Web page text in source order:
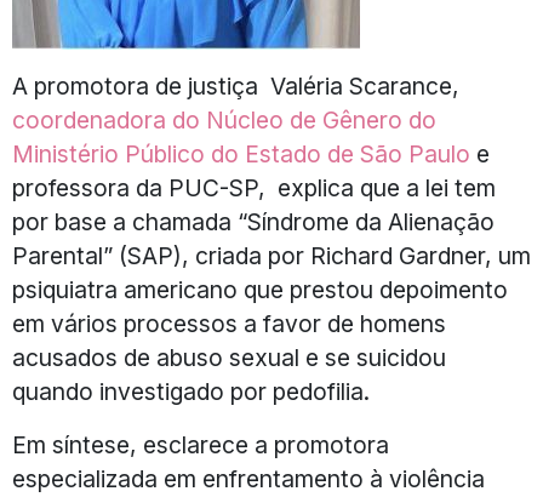
A promotora de justiça Valéria Scarance,
coordenadora do Núcleo de Gênero do
Ministério Público do Estado de São Paulo e
professora da PUC-SP, explica que a lei tem
por base a chamada “Síndrome da Alienação
Parental” (SAP), criada por Richard Gardner, um
psiquiatra americano que prestou depoimento
em vários processos a favor de homens
acusados de abuso sexual e se suicidou
quando investigado por pedofilia.
Em síntese, esclarece a promotora
especializada em enfrentamento à violência